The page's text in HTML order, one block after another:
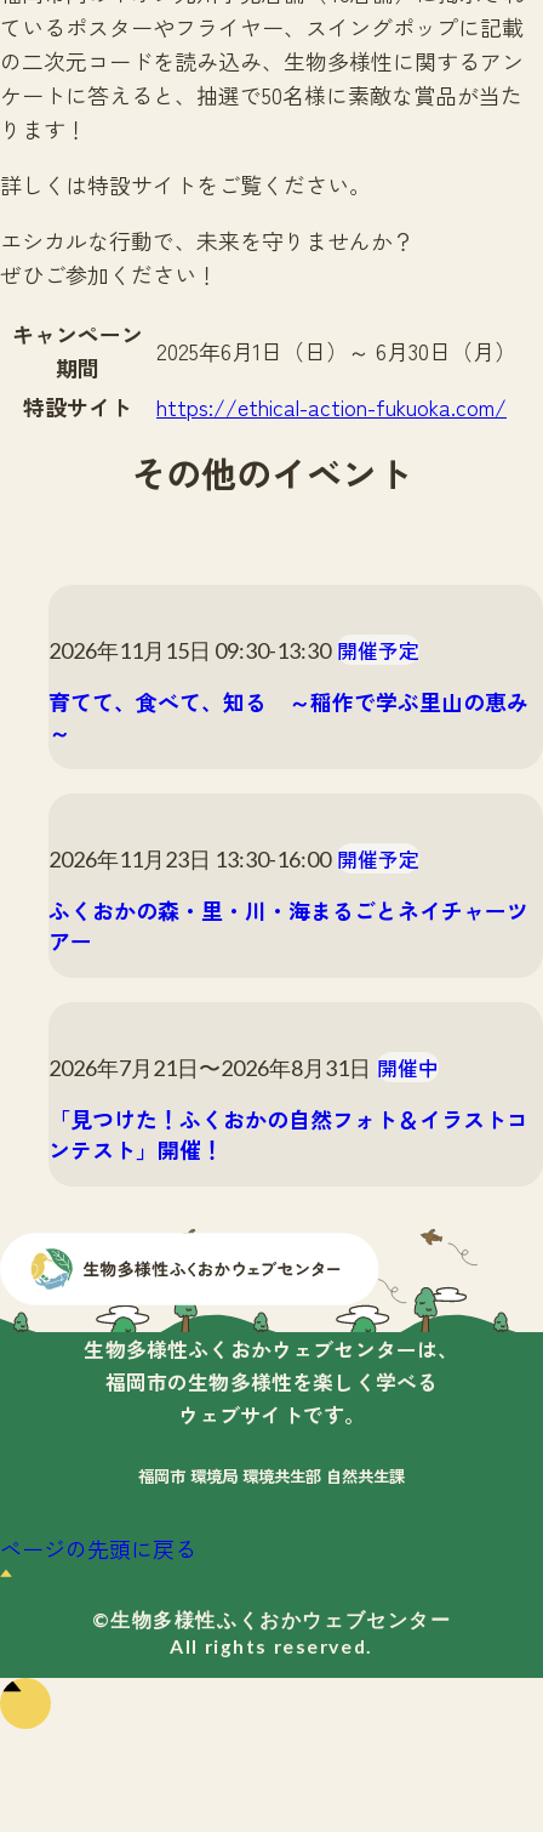
ているポスターやフライヤー、スイングポップに記載
の二次元コードを読み込み、生物多様性に関するアン
ケートに答えると、抽選で50名様に素敵な賞品が当た
ります！
詳しくは特設サイトをご覧ください。
エシカルな行動で、未来を守りませんか？
ぜひご参加ください！
キャンペーン
期間
2025年6月1日（日）～ 6月30日（月）
特設サイト
https://ethical-action-fukuoka.com/
その他のイベント
2026年11月15日 09:30-13:30 開催予定
育てて、食べて、知る ～稲作で学ぶ里山の恵み
～
2026年11月23日 13:30-16:00 開催予定
ふくおかの森・里・川・海まるごとネイチャーツ
アー
2026年7月21日〜2026年8月31日 開催中
「見つけた！ふくおかの自然フォト＆イラストコ
ンテスト」開催！
生物多様性ふくおかウェブセンターは、
福岡市の生物多様性を楽しく学べる
ウェブサイトです。
福岡市 環境局 環境共生部 自然共生課
ページの先頭に戻る
©生物多様性ふくおかウェブセンター
All rights reserved.
ペー
ジの